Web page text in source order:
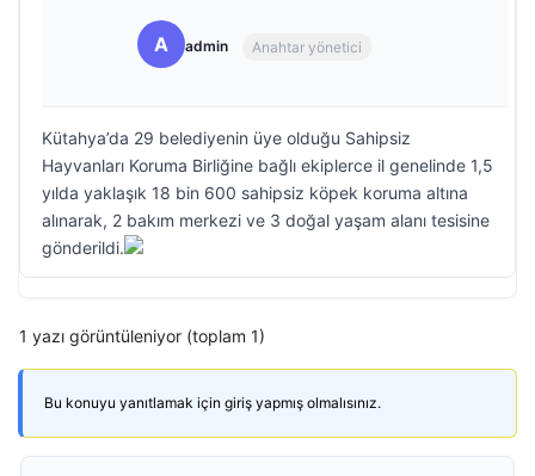
A admin Anahtar yönetici
Kütahya’da 29 belediyenin üye olduğu Sahipsiz
Hayvanları Koruma Birliğine bağlı ekiplerce il genelinde 1,5
yılda yaklaşık 18 bin 600 sahipsiz köpek koruma altına
alınarak, 2 bakım merkezi ve 3 doğal yaşam alanı tesisine
gönderildi.
1 yazı görüntüleniyor (toplam 1)
Bu konuyu yanıtlamak için giriş yapmış olmalısınız.